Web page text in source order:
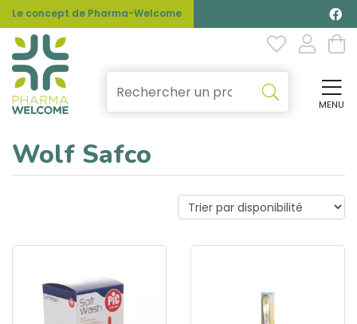
Le concept de Pharma-Welcome
MENU
Wolf Safco